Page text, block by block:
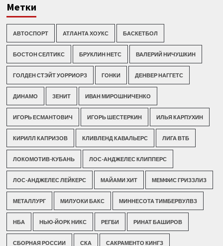
Метки
АВТОСПОРТ АТЛАНТА ХОУКС БАСКЕТБОЛ
БОСТОН СЕЛТИКС БРУКЛИН НЕТС ВАЛЕРИЙ НИЧУШКИН
ГОЛДЕН СТЭЙТ УОРРИОРЗ ГОНКИ ДЕНВЕР НАГГЕТС
ДИНАМО ЗЕНИТ ИВАН МИРОШНИЧЕНКО
ИГОРЬ ЕСМАНТОВИЧ ИГОРЬ ШЕСТЕРКИН ИЛЬЯ КАРПУХИН
КИРИЛЛ КАПРИЗОВ КЛИВЛЕНД КАВАЛЬЕРС ЛИГА ВТБ
ЛОКОМОТИВ-КУБАНЬ ЛОС-АНДЖЕЛЕС КЛИППЕРС
ЛОС-АНДЖЕЛЕС ЛЕЙКЕРС МАЙАМИ ХИТ МЕМФИС ГРИЗЗЛИЗ
МЕТАЛЛУРГ МИЛУОКИ БАКС МИННЕСОТА ТИМБЕРВУЛВЗ
НБА НЬЮ-ЙОРК НИКС РЕГБИ РИНАТ БАШИРОВ
СБОРНАЯ РОССИИ СКА САКРАМЕНТО КИНГЗ